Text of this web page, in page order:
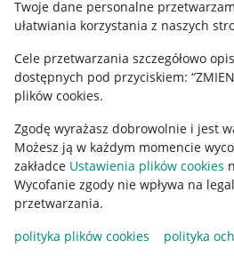
Twoje dane personalne
ułatwiania korzystania z naszych
Cele przetwarzania szczegółowo
dostępnych pod przyciskiem:
plików cookies.
Zgodę wyrażasz dobrowolnie i jest
Możesz ją w każdym momencie
zakładce Ustawienia plików cookies
Wycofanie zgody nie wpływa na
przetwarzania.
polityka plików cookies
polityka
Ustawienia plików "cookies"
Udostępnianie lokalizacji
Informacje dla Aktu o Usługach
Pobierz aplikację